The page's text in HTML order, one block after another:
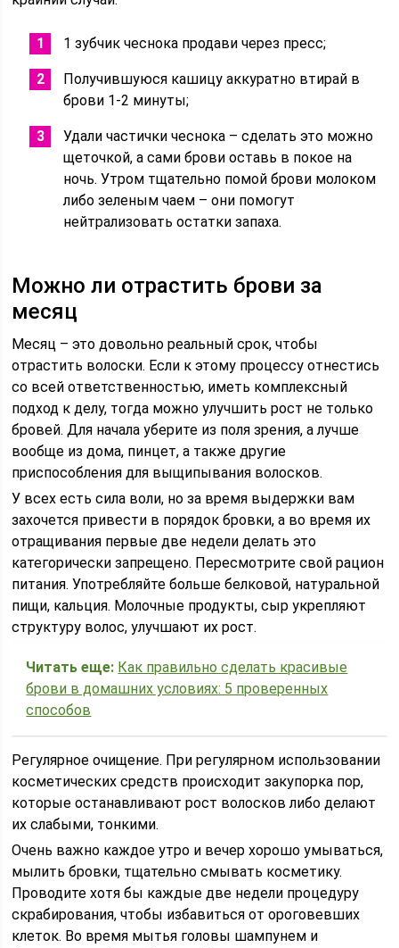
1 зубчик чеснока продави через пресс;
Получившуюся кашицу аккуратно втирай в
брови 1-2 минуты;
Удали частички чеснока – сделать это можно
щеточкой, а сами брови оставь в покое на
ночь. Утром тщательно помой брови молоком
либо зеленым чаем – они помогут
нейтрализовать остатки запаха.
Можно ли отрастить брови за
месяц
Месяц – это довольно реальный срок, чтобы
отрастить волоски. Если к этому процессу отнестись
со всей ответственностью, иметь комплексный
подход к делу, тогда можно улучшить рост не только
бровей. Для начала уберите из поля зрения, а лучше
вообще из дома, пинцет, а также другие
приспособления для выщипывания волосков.
У всех есть сила воли, но за время выдержки вам
захочется привести в порядок бровки, а во время их
отращивания первые две недели делать это
категорически запрещено. Пересмотрите свой рацион
питания. Употребляйте больше белковой, натуральной
пищи, кальция. Молочные продукты, сыр укрепляют
структуру волос, улучшают их рост.
Читать еще: Как правильно сделать красивые
брови в домашних условиях: 5 проверенных
способов
Регулярное очищение. При регулярном использовании
косметических средств происходит закупорка пор,
которые останавливают рост волосков либо делают
их слабыми, тонкими.
Очень важно каждое утро и вечер хорошо умываться,
мылить бровки, тщательно смывать косметику.
Проводите хотя бы каждые две недели процедуру
скрабирования, чтобы избавиться от ороговевших
клеток. Во время мытья головы шампунем и